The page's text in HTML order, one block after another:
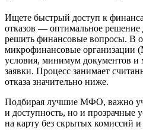
Ищете быстрый доступ к
отказов — оптимальное
решить финансовые вопросы. В
микрофинансовые организации
условия, минимум документов и
заявки. Процесс занимает
отказа значительно ниже.
Подбирая лучшие МФО, важно
и доступность, но и прозрачные
на карту без скрытых комиссий